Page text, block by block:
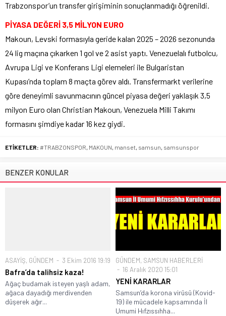
Trabzonspor’un transfer girişiminin sonuçlanmadığı öğrenildi.
PİYASA DEĞERİ 3,5 MİLYON EURO
Makoun, Levski formasıyla geride kalan 2025 – 2026 sezonunda
24 lig maçına çıkarken 1 gol ve 2 asist yaptı. Venezuelalı futbolcu,
Avrupa Ligi ve Konferans Ligi elemeleri ile Bulgaristan
Kupası’nda toplam 8 maçta görev aldı. Transfermarkt verilerine
göre deneyimli savunmacının güncel piyasa değeri yaklaşık 3,5
milyon Euro olan Christian Makoun, Venezuela Milli Takımı
formasını şimdiye kadar 16 kez giydi.
ETİKETLER: #TRABZONSPOR, MAKOUN, manset, samsun, samsunspor
BENZER KONULAR
ASAYİŞ, GÜNDEM 3 Ekim 2016 19:19
Bafra’da talihsiz kaza!
Ağaç budamak isteyen yaşlı adam,
ağaca dayadığı merdivenden
düşerek ağır...
GÜNDEM, SAMSUN HABERLERİ
16 Aralık 2020 15:01
YENİ KARARLAR
Samsun’da korona virüsü (Kovid-
19) ile mücadele kapsamında İl
Umumi Hıfzıssıhha...